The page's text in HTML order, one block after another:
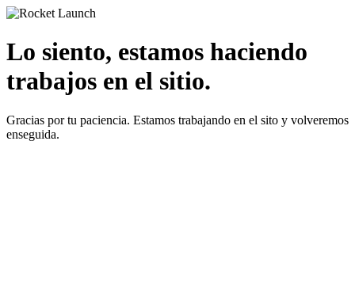
Lo siento, estamos haciendo
trabajos en el sitio.
Gracias por tu paciencia. Estamos trabajando en el sito y volveremos
enseguida.